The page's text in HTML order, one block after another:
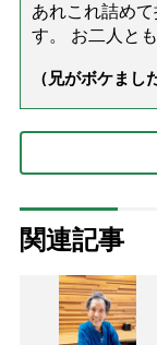
あれこれ詰め
す。 お二人と
（兄がボケまし
達』が届きまし
関連記事